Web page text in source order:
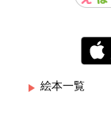
絵本一覧